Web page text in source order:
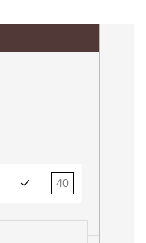
40
0